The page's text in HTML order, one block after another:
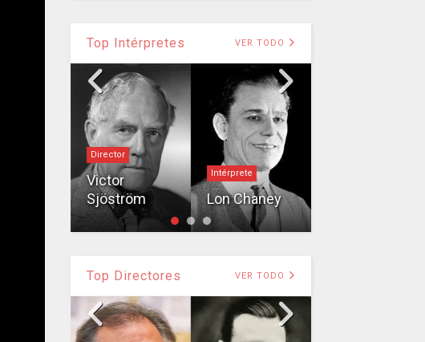
Top Intérpretes VER TODO
Director
Victor
Sjöström
Intérprete
Lon Chaney
Top Directores VER TODO